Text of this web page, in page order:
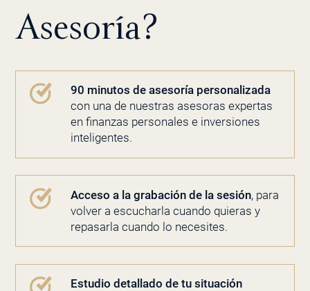
Asesoría?
90 minutos de asesoría personalizada
con una de nuestras asesoras expertas
en finanzas personales e inversiones
inteligentes.
Acceso a la grabación de la sesión, para
volver a escucharla cuando quieras y
repasarla cuando lo necesites.
Estudio detallado de tu situación